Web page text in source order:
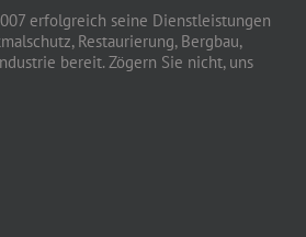
erfolgreich seine Dienstleistungen
Restaurierung, Bergbau,
bereit. Zögern Sie nicht, uns